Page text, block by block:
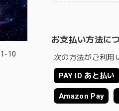
10
お支払い方法に
次の方法がご利用
PAY ID あと払い
Amazon Pay